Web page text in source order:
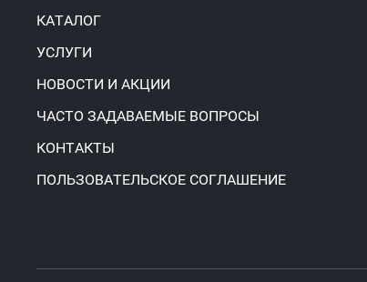
КАТАЛОГ
УСЛУГИ
НОВОСТИ И АКЦИИ
ЧАСТО ЗАДАВАЕМЫЕ ВОПРОСЫ
КОНТАКТЫ
ПОЛЬЗОВАТЕЛЬСКОЕ СОГЛАШЕНИЕ